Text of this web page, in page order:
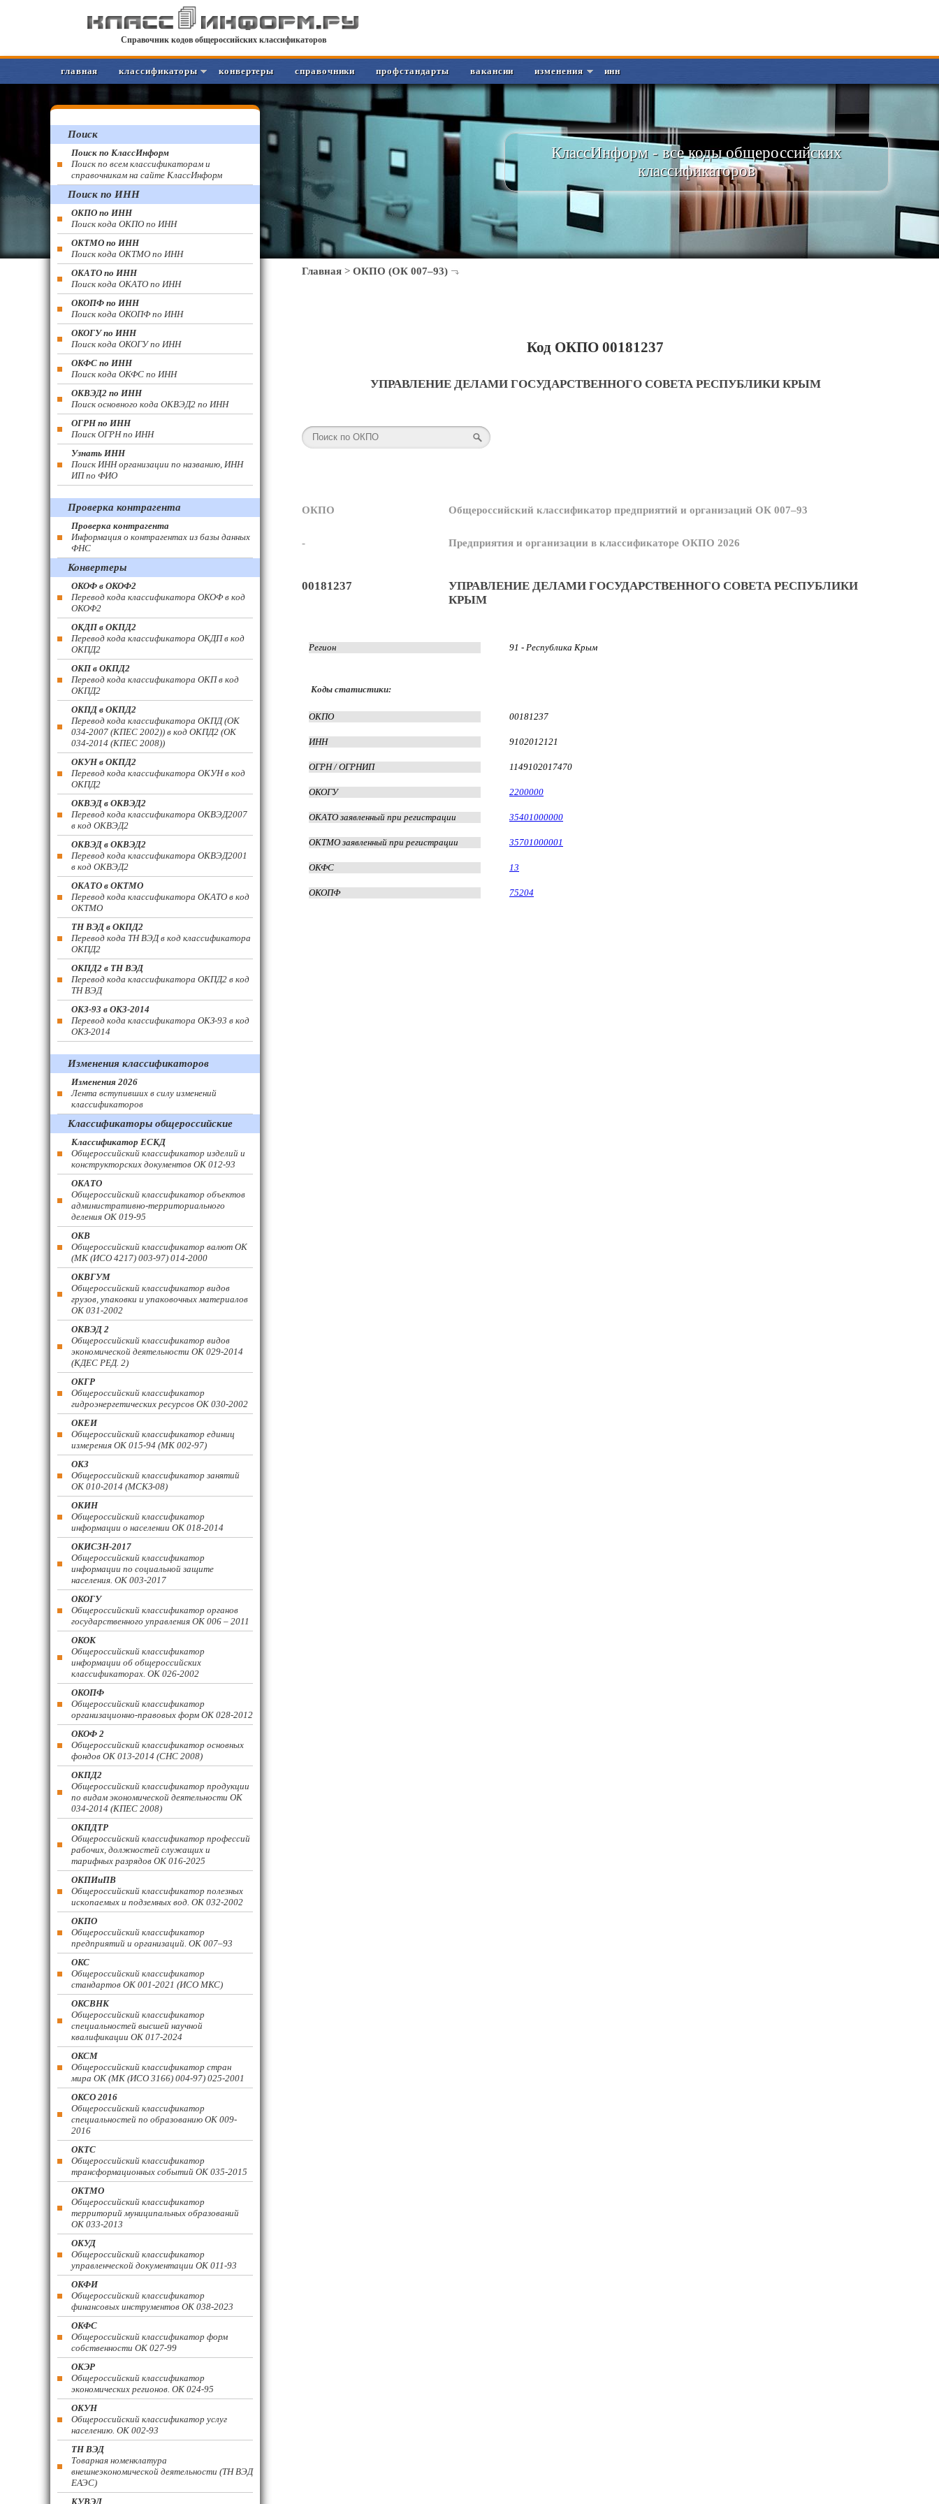
Справочник кодов общероссийских классификаторов
главная классификаторы конвертеры справочники профстандарты вакансии изменения инн
КлассИнформ - все коды общероссийских
классификаторов
Главная > ОКПО (ОК 007–93)
Код ОКПО 00181237
УПРАВЛЕНИЕ ДЕЛАМИ ГОСУДАРСТВЕННОГО СОВЕТА РЕСПУБЛИКИ КРЫМ
ОКПО Общероссийский классификатор предприятий и организаций ОК 007–93
- Предприятия и организации в классификаторе ОКПО 2026
00181237
УПРАВЛЕНИЕ ДЕЛАМИ ГОСУДАРСТВЕННОГО СОВЕТА РЕСПУБЛИКИ
КРЫМ
Регион 91 - Республика Крым
Коды статистики:
ОКПО 00181237
ИНН 9102012121
ОГРН / ОГРНИП 1149102017470
ОКОГУ 2200000
ОКАТО заявленный при регистрации 35401000000
ОКТМО заявленный при регистрации 35701000001
ОКФС 13
ОКОПФ 75204
Поиск
Поиск по КлассИнформ
Поиск по всем классификаторам и
справочникам на сайте КлассИнформ
Поиск по ИНН
ОКПО по ИНН
Поиск кода ОКПО по ИНН
ОКТМО по ИНН
Поиск кода ОКТМО по ИНН
ОКАТО по ИНН
Поиск кода ОКАТО по ИНН
ОКОПФ по ИНН
Поиск кода ОКОПФ по ИНН
ОКОГУ по ИНН
Поиск кода ОКОГУ по ИНН
ОКФС по ИНН
Поиск кода ОКФС по ИНН
ОКВЭД2 по ИНН
Поиск основного кода ОКВЭД2 по ИНН
ОГРН по ИНН
Поиск ОГРН по ИНН
Узнать ИНН
Поиск ИНН организации по названию, ИНН
ИП по ФИО
Проверка контрагента
Проверка контрагента
Информация о контрагентах из базы данных
ФНС
Конвертеры
ОКОФ в ОКОФ2
Перевод кода классификатора ОКОФ в код
ОКОФ2
ОКДП в ОКПД2
Перевод кода классификатора ОКДП в код
ОКПД2
ОКП в ОКПД2
Перевод кода классификатора ОКП в код
ОКПД2
ОКПД в ОКПД2
Перевод кода классификатора ОКПД (ОК
034-2007 (КПЕС 2002)) в код ОКПД2 (ОК
034-2014 (КПЕС 2008))
ОКУН в ОКПД2
Перевод кода классификатора ОКУН в код
ОКПД2
ОКВЭД в ОКВЭД2
Перевод кода классификатора ОКВЭД2007
в код ОКВЭД2
ОКВЭД в ОКВЭД2
Перевод кода классификатора ОКВЭД2001
в код ОКВЭД2
ОКАТО в ОКТМО
Перевод кода классификатора ОКАТО в код
ОКТМО
ТН ВЭД в ОКПД2
Перевод кода ТН ВЭД в код классификатора
ОКПД2
ОКПД2 в ТН ВЭД
Перевод кода классификатора ОКПД2 в код
ТН ВЭД
ОКЗ-93 в ОКЗ-2014
Перевод кода классификатора ОКЗ-93 в код
ОКЗ-2014
Изменения классификаторов
Изменения 2026
Лента вступивших в силу изменений
классификаторов
Классификаторы общероссийские
Классификатор ЕСКД
Общероссийский классификатор изделий и
конструкторских документов ОК 012-93
ОКАТО
Общероссийский классификатор объектов
административно-территориального
деления ОК 019-95
ОКВ
Общероссийский классификатор валют ОК
(МК (ИСО 4217) 003-97) 014-2000
ОКВГУМ
Общероссийский классификатор видов
грузов, упаковки и упаковочных материалов
ОК 031-2002
ОКВЭД 2
Общероссийский классификатор видов
экономической деятельности ОК 029-2014
(КДЕС РЕД. 2)
ОКГР
Общероссийский классификатор
гидроэнергетических ресурсов ОК 030-2002
ОКЕИ
Общероссийский классификатор единиц
измерения ОК 015-94 (МК 002-97)
ОКЗ
Общероссийский классификатор занятий
ОК 010-2014 (МСКЗ-08)
ОКИН
Общероссийский классификатор
информации о населении ОК 018-2014
ОКИСЗН-2017
Общероссийский классификатор
информации по социальной защите
населения. ОК 003-2017
ОКОГУ
Общероссийский классификатор органов
государственного управления ОК 006 – 2011
ОКОК
Общероссийский классификатор
информации об общероссийских
классификаторах. ОК 026-2002
ОКОПФ
Общероссийский классификатор
организационно-правовых форм ОК 028-2012
ОКОФ 2
Общероссийский классификатор основных
фондов ОК 013-2014 (СНС 2008)
ОКПД2
Общероссийский классификатор продукции
по видам экономической деятельности ОК
034-2014 (КПЕС 2008)
ОКПДТР
Общероссийский классификатор профессий
рабочих, должностей служащих и
тарифных разрядов ОК 016-2025
ОКПИиПВ
Общероссийский классификатор полезных
ископаемых и подземных вод. ОК 032-2002
ОКПО
Общероссийский классификатор
предприятий и организаций. ОК 007–93
ОКС
Общероссийский классификатор
стандартов ОК 001-2021 (ИСО МКС)
ОКСВНК
Общероссийский классификатор
специальностей высшей научной
квалификации ОК 017-2024
ОКСМ
Общероссийский классификатор стран
мира ОК (МК (ИСО 3166) 004-97) 025-2001
ОКСО 2016
Общероссийский классификатор
специальностей по образованию ОК 009-
2016
ОКТС
Общероссийский классификатор
трансформационных событий ОК 035-2015
ОКТМО
Общероссийский классификатор
территорий муниципальных образований
ОК 033-2013
ОКУД
Общероссийский классификатор
управленческой документации ОК 011-93
ОКФИ
Общероссийский классификатор
финансовых инструментов OK 038-2023
ОКФС
Общероссийский классификатор форм
собственности ОК 027-99
ОКЭР
Общероссийский классификатор
экономических регионов. ОК 024-95
ОКУН
Общероссийский классификатор услуг
населению. ОК 002-93
ТН ВЭД
Товарная номенклатура
внешнеэкономической деятельности (ТН ВЭД
ЕАЭС)
КУВЭД